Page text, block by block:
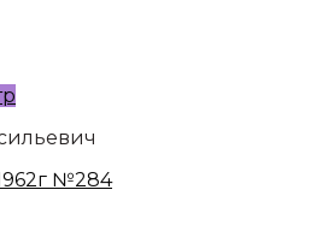
1962г №284